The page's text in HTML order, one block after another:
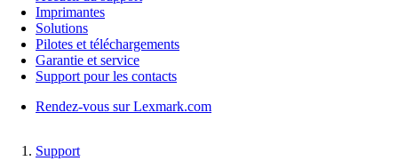
Imprimantes
Solutions
Pilotes et téléchargements
Garantie et service
Support pour les contacts
Rendez-vous sur Lexmark.com
Support